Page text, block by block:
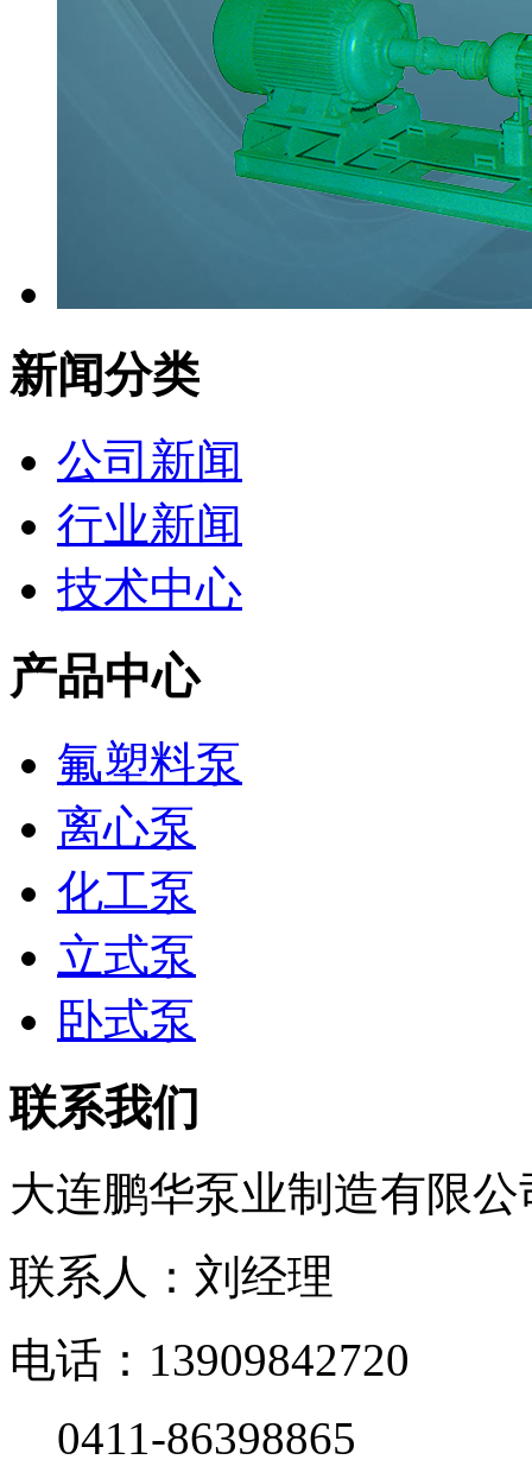
新闻分类
公司新闻
行业新闻
技术中心
产品中心
氟塑料泵
离心泵
化工泵
立式泵
卧式泵
联系我们
大连鹏华泵业制造有限公
联系人：刘经理
电话：13909842720
0411-86398865